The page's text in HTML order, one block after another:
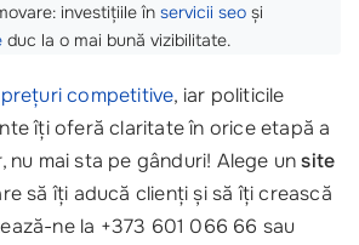
investițiile în servicii seo și
duc la o mai bună vizibilitate.
prețuri competitive, iar politicile
îți oferă claritate în orice etapă a
nu mai sta pe gânduri! Alege unsite
să îți aducă clienți și să îți crească
ne la +373 601 066 66 sau